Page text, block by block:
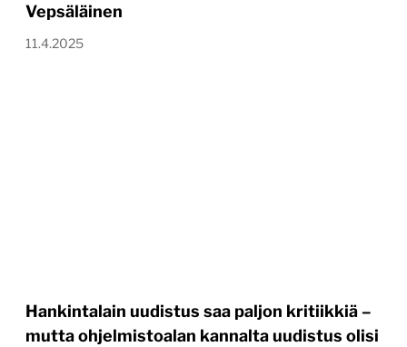
Vepsäläinen
11.4.2025
Hankintalain uudistus saa paljon kritiikkiä –
mutta ohjelmistoalan kannalta uudistus olisi